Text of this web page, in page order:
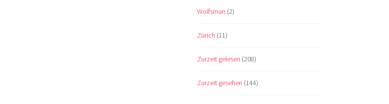
Wolfsman (2)
Zürich (11)
Zurzeit gelesen (208)
Zurzeit gesehen (144)